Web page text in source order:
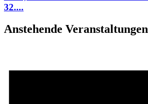
32....
Anstehende Veranstaltungen